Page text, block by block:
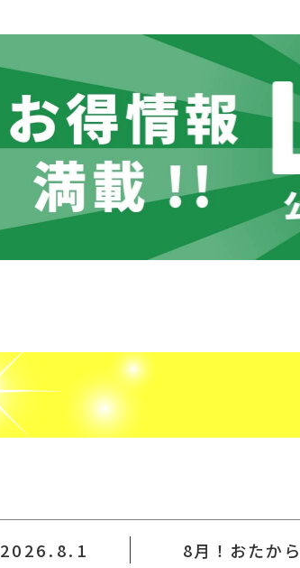
2026.8.1 8月！おたか